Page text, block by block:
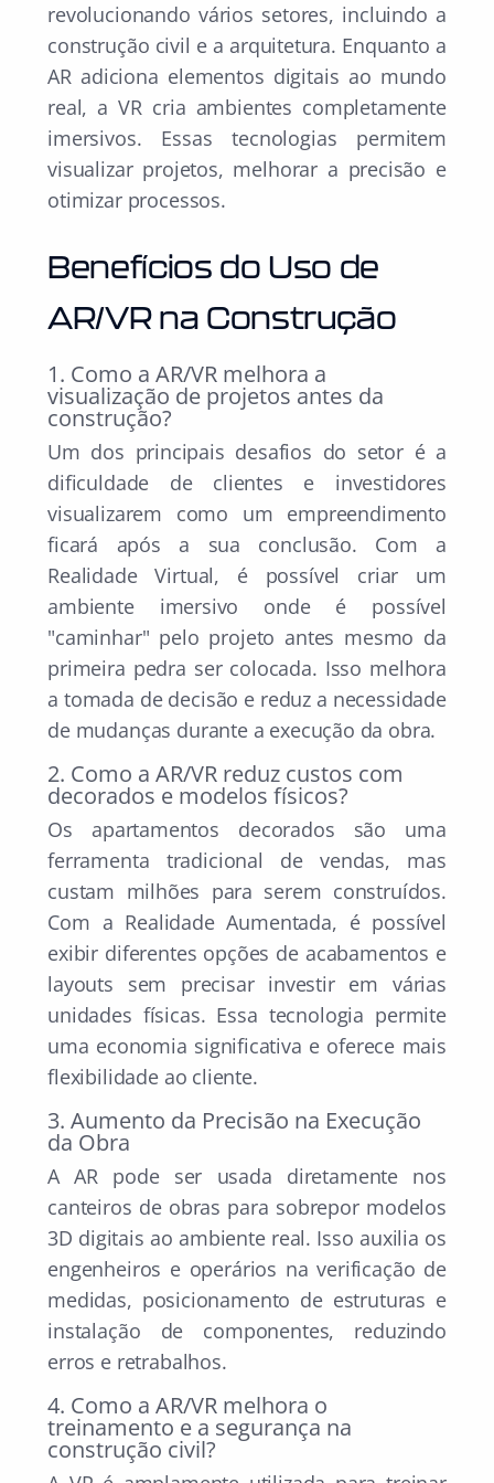
revolucionando vários setores, incluindo a
construção civil e a arquitetura. Enquanto a
AR adiciona elementos digitais ao mundo
real, a VR cria ambientes completamente
imersivos. Essas tecnologias permitem
visualizar projetos, melhorar a precisão e
otimizar processos.
Benefícios do Uso de
AR/VR na Construção
1. Como a AR/VR melhora a
visualização de projetos antes da
construção?
Um dos principais desafios do setor é a
dificuldade de clientes e investidores
visualizarem como um empreendimento
ficará após a sua conclusão. Com a
Realidade Virtual, é possível criar um
ambiente imersivo onde é possível
"caminhar" pelo projeto antes mesmo da
primeira pedra ser colocada. Isso melhora
a tomada de decisão e reduz a necessidade
de mudanças durante a execução da obra.
2. Como a AR/VR reduz custos com
decorados e modelos físicos?
Os apartamentos decorados são uma
ferramenta tradicional de vendas, mas
custam milhões para serem construídos.
Com a Realidade Aumentada, é possível
exibir diferentes opções de acabamentos e
layouts sem precisar investir em várias
unidades físicas. Essa tecnologia permite
uma economia significativa e oferece mais
flexibilidade ao cliente.
3. Aumento da Precisão na Execução
da Obra
A AR pode ser usada diretamente nos
canteiros de obras para sobrepor modelos
3D digitais ao ambiente real. Isso auxilia os
engenheiros e operários na verificação de
medidas, posicionamento de estruturas e
instalação de componentes, reduzindo
erros e retrabalhos.
4. Como a AR/VR melhora o
treinamento e a segurança na
construção civil?